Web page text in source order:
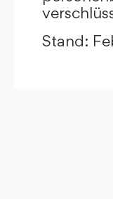
Stand: